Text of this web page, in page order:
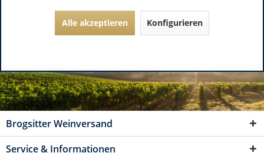
Brogsitter Weinversand
Service & Informationen
Alle akzeptieren Konfigurieren